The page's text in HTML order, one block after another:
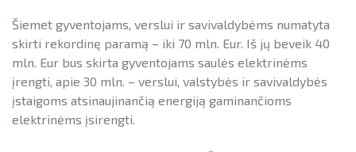
Reklaminiai paveikslėliai (baneriai)
paramai viešinti
Pažangos skatinant AEI plėtrą
ataskaitos ir kiti dokumentai
AEI transporte
Informacija apie AEI sistemas ir
Gamtinių dujų sektorius
Degalų ir naftos sektorius
Kelių transporto sektorius
Šilumos energijos ir biokuro sektorius
LIFE IP EnerLIT
ENSMOV Plus
PA Energy
EVE didinimo veiksmų planas
Šiemet gyventojams, verslui ir savivaldybėms numatyta
skirti rekordinę paramą – iki 70 mln. Eur. Iš jų beveik 40
mln. Eur bus skirta gyventojams saulės elektrinėms
įrengti, apie 30 mln. – verslui, valstybės ir savivaldybės
įstaigoms atsinaujinančią energiją gaminančioms
elektrinėms įsirengti.